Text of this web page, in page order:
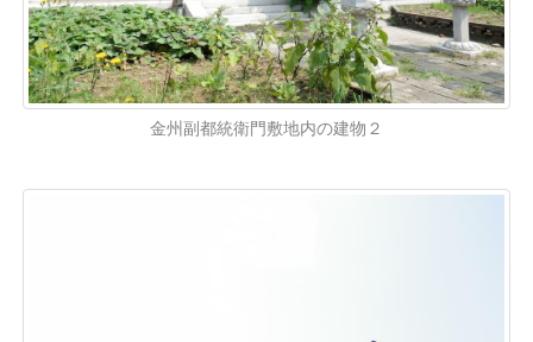
金州副都統衛門敷地内の建物２